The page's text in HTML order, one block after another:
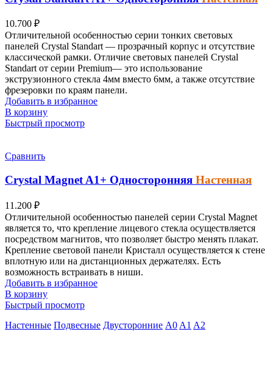
10.700 ₽
Отличительной особенностью серии тонких световых
панелей Crystal Standart — прозрачный корпус и отсутствие
классической рамки. Отличие световых панелей Crystal
Standart от серии Premium— это использование
экструзионного стекла 4мм вместо 6мм, а также отсутствие
фрезеровки по краям панели.
Добавить в избранное
В корзину
Быстрый просмотр
Сравнить
Crystal Magnet A1+ Односторонняя Настенная
11.200 ₽
Отличительной особенностью панелей серии Crystal Magnet
является то, что крепление лицевого стекла осуществляется
посредством магнитов, что позволяет быстро менять плакат.
Крепление световой панели Кристалл осуществляется к стене
вплотную или на дистанционных держателях. Есть
возможность встраивать в ниши.
Добавить в избранное
В корзину
Быстрый просмотр
Настенные Подвесные Двусторонние A0 A1 A2